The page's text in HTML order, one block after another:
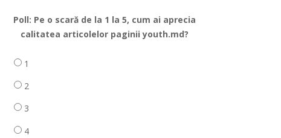
Poll: Pe o scară de la 1 la 5, cum ai aprecia
calitatea articolelor paginii youth.md?
1
2
3
4